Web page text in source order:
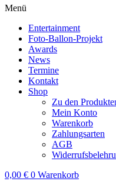
Menü
Entertainment
Foto-Ballon-Projekt
Awards
News
Termine
Kontakt
Shop
Zu den
Mein Konto
Warenkorb
Zahlungsarten
AGB
0,00 € 0 Warenkorb